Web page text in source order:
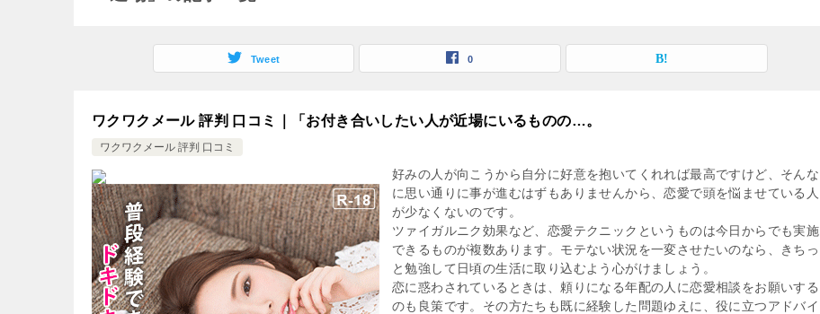
Tweet 0
ワクワクメール 評判 口コミ｜「お付き合いしたい人が近場にいるものの…。
ワクワクメール 評判 口コミ
好みの人が向こうから自分に好意を抱いてくれれば最高ですけど、そんな
に思い通りに事が進むはずもありませんから、恋愛で頭を悩ませている人
が少なくないのです。
ツァイガルニク効果など、恋愛テクニックというものは今日からでも実施
できるものが複数あります。モテない状況を一変させたいのなら、きちっ
と勉強して日頃の生活に取り込むよう心がけましょう。
恋に惑わされているときは、頼りになる年配の人に恋愛相談をお願いする
のも良策です。その方たちも既に経験した問題ゆえに、役に立つアドバイ